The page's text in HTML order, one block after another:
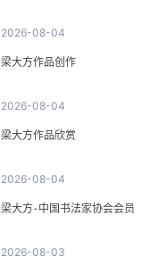
2026-08-04
梁大方作品创作
2026-08-04
梁大方作品欣赏
2026-08-04
梁大方-中国书法家协会会员
2026-08-03